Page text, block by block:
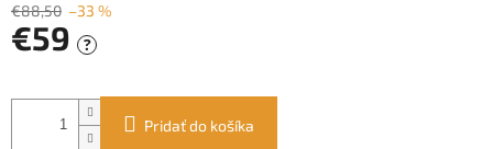
€88,50 –33 %
€59 ?
cena:
Pridať do košíka